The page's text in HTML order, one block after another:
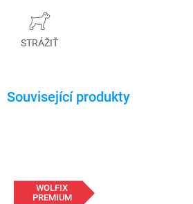
STRÁŽIŤ
WOLFIX
PREMIUM